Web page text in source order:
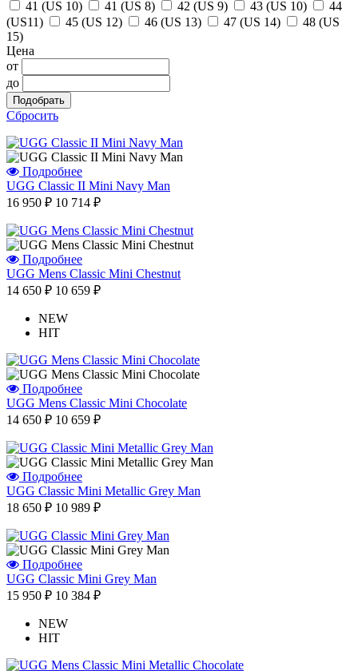
41 (US 10)
41 (US 8) 42 (US 9) 43 (US 10)
44
(US11)
45 (US 12) 46 (US 13) 47 (US 14)
48 (US
15)
Цена
от
до
Сбросить
Подробнее
UGG Classic II Mini Navy Man
16 950 ₽ 10 714 ₽
Подробнее
UGG Mens Classic Mini Chestnut
14 650 ₽ 10 659 ₽
NEW
HIT
Подробнее
UGG Mens Classic Mini Chocolate
14 650 ₽ 10 659 ₽
Подробнее
UGG Classic Mini Metallic Grey Man
18 650 ₽ 10 989 ₽
Подробнее
UGG Classic Mini Grey Man
15 950 ₽ 10 384 ₽
NEW
HIT